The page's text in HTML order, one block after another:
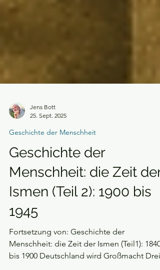
Jens Bott
25. Sept. 2025
Geschichte der Menschheit
Geschichte der
Menschheit: die Zeit der
Ismen (Teil 2): 1900 bis
1945